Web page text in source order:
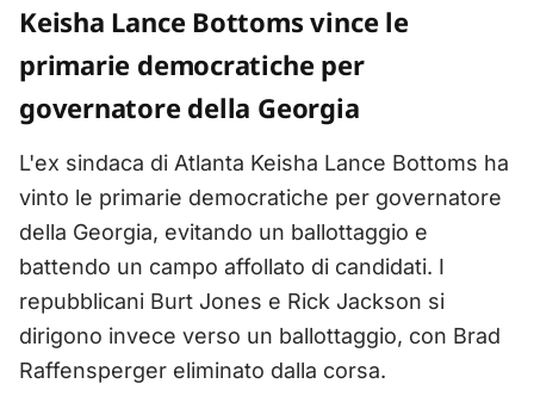
Keisha Lance Bottoms vince le
primarie democratiche per
governatore della Georgia
L'ex sindaca di Atlanta Keisha Lance Bottoms ha
vinto le primarie democratiche per governatore
della Georgia, evitando un ballottaggio e
battendo un campo affollato di candidati. I
repubblicani Burt Jones e Rick Jackson si
dirigono invece verso un ballottaggio, con Brad
Raffensperger eliminato dalla corsa.